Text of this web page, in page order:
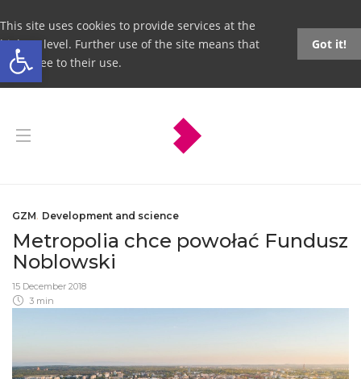
Open toolbar
This site uses cookies to provide services at the
highest level. Further use of the site means that
you agree to their use.
Got it!
GZM, Development and science
Metropolia chce powołać Fundusz
Noblowski
15 December 2018
3 min